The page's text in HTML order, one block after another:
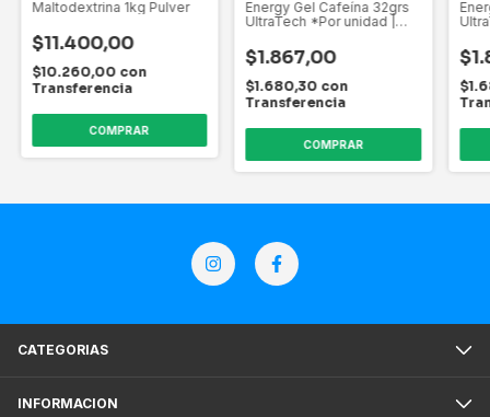
Maltodextrina 1kg Pulver
$11.400,00
$10.260,00 con
Transferencia
Energy Gel Cafeína 32grs
UltraTech *Por unidad |
$1.867,00
$1.680,30 con
Transferencia
CATEGORIAS
INFORMACION